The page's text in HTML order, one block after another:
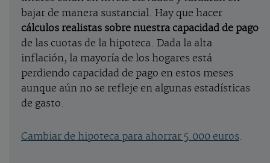
bajar de manera sustancial. Hay que hacer
cálculos realistas sobre nuestra capacidad de pago
de las cuotas de la hipoteca. Dada la alta
inflación, la mayoría de los hogares está
perdiendo capacidad de pago en estos meses
aunque aún no se refleje en algunas estadísticas
de gasto.
Cambiar de hipoteca para ahorrar 5.000 euros.